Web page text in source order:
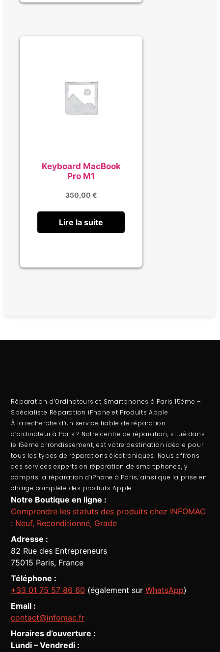
Keyboard MacBook
Pro M1
350,00 €
Lire la suite
Réparation d’Ordinateurs et Smartphones à Paris 15ème –
Spécialiste Réparation iPhone et Produits Apple
À la recherche d’un service fiable de réparation
d’ordinateurà Paris ? Notre centre de réparation, situé dans
le 15ème arrondissement, est votre destination idéale pour
tous les types de réparations électroniques. Nous offrons
des services experts en réparation de smartphones, y
compris la réparation d’iPhone à Paris, ainsi que la prise en
charge complète des produits Apple.
Notre Boutique en ligne :
Comprendre les statuts des produits chez INFOMAC
: Neuf, Reconditionné, Grade
Adresse :
82 Rue des Entrepreneurs
75015 Paris, France
Téléphone :
+33 01 75 57 86 60 (également surWhatsApp)
Email :
contact@infomac.fr
Horaires d’ouverture :
Lundi – Vendredi :